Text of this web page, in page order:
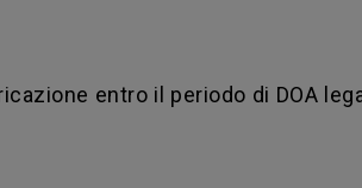
entro il periodo di DOA